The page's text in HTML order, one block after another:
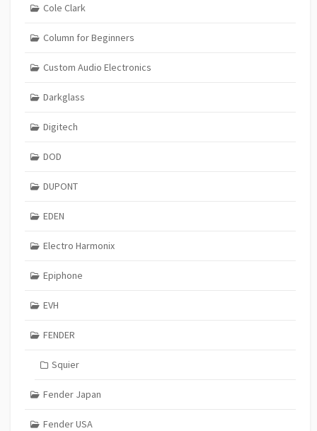
Cole Clark
Column for Beginners
Custom Audio Electronics
Darkglass
Digitech
DOD
DUPONT
EDEN
Electro Harmonix
Epiphone
EVH
FENDER
Squier
Fender Japan
Fender USA